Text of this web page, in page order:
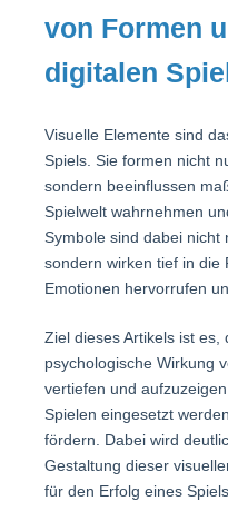
von Formen
digitalen
Visuelle Elemente sind
Spiels. Sie formen nicht
sondern beeinflussen
Spielwelt wahrnehmen
Symbole sind dabei nicht
sondern wirken tief in die
Emotionen hervorrufen
Ziel dieses Artikels ist es,
psychologische Wirkung
vertiefen und
Spielen eingesetzt
fördern. Dabei wird
Gestaltung dieser
für den Erfolg eines